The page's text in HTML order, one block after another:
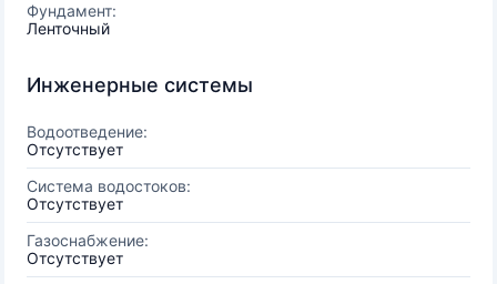
Фундамент:
Ленточный
Инженерные системы
Водоотведение:
Отсутствует
Система водостоков:
Отсутствует
Газоснабжение:
Отсутствует